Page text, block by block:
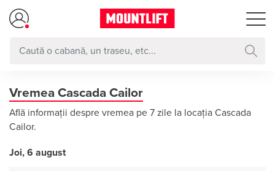
Vremea Cascada Cailor
Află informații despre vremea pe 7 zile la locația Cascada
Cailor.
Joi, 6 august